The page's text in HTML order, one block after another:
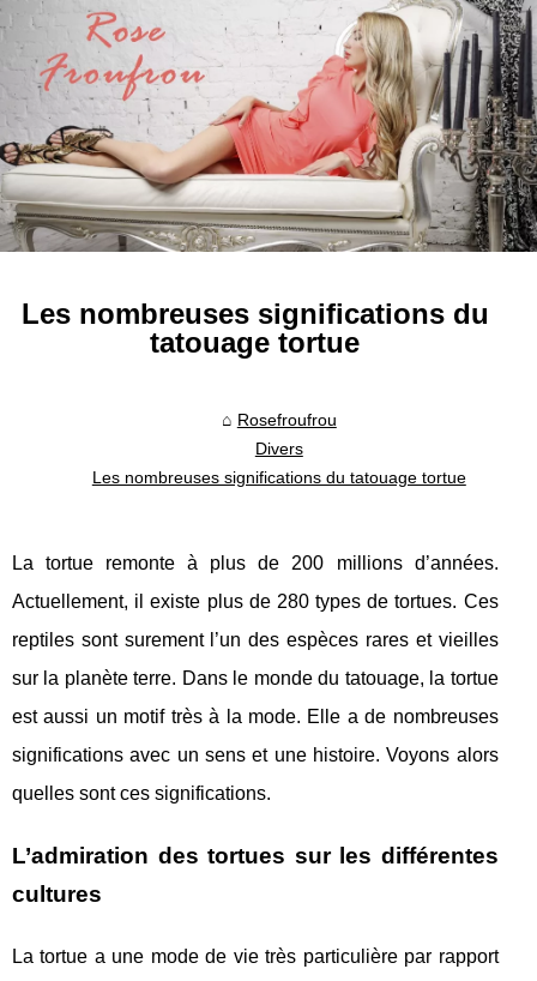
Les nombreuses significations du
tatouage tortue
Rosefroufrou
Divers
Les nombreuses significations du tatouage tortue
La tortue remonte à plus de 200 millions d’années.
Actuellement, il existe plus de 280 types de tortues. Ces
reptiles sont surement l’un des espèces rares et vieilles
sur la planète terre. Dans le monde du tatouage, la tortue
est aussi un motif très à la mode. Elle a de nombreuses
significations avec un sens et une histoire. Voyons alors
quelles sont ces significations.
L’admiration des tortues sur les différentes
cultures
La tortue a une mode de vie très particulière par rapport